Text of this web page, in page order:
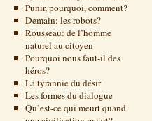
Punir, pourquoi, comment?
Demain: les robots?
Rousseau: de l’homme
naturel au citoyen
Pourquoi nous faut-il des
héros?
La tyrannie du désir
Les formes du dialogue
Qu’est-ce qui meurt quand